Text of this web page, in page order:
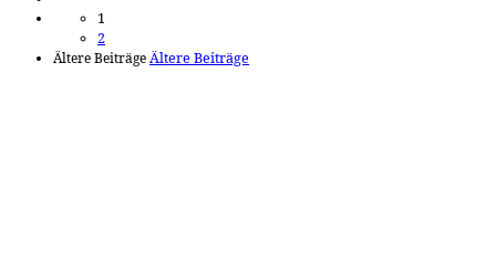
1
2
Ältere BeiträgeÄltere Beiträge